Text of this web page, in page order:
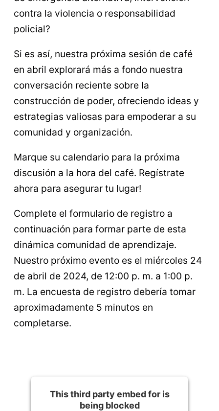
contra la violencia o responsabilidad
policial?
Si es así, nuestra próxima sesión de café
en abril explorará más a fondo nuestra
conversación reciente sobre la
construcción de poder, ofreciendo ideas y
estrategias valiosas para empoderar a su
comunidad y organización.
Marque su calendario para la próxima
discusión a la hora del café. Regístrate
ahora para asegurar tu lugar!
Complete el formulario de registro a
continuación para formar parte de esta
dinámica comunidad de aprendizaje.
Nuestro próximo evento es el miércoles 24
de abril de 2024, de 12:00 p. m. a 1:00 p.
m. La encuesta de registro debería tomar
aproximadamente 5 minutos en
completarse.
This third party embed for is
being blocked